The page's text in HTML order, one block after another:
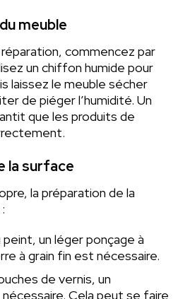
meuble
commencez par
un chiffon humide pour
laissez le meuble sécher
de piéger l’humidité. Un
que les produits de
la surface
la préparation de la
un léger ponçage à
à grain fin est nécessaire.
de vernis, un
Cela peut se faire